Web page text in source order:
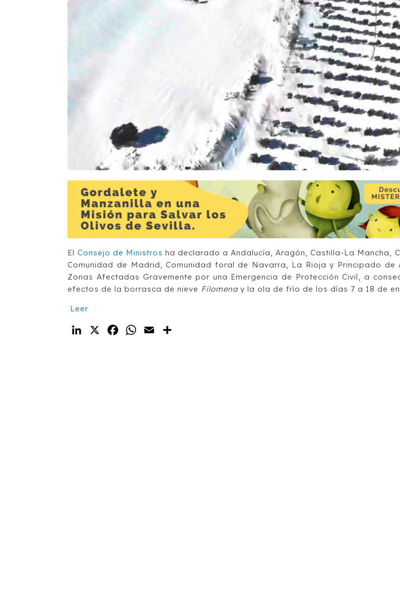
El Consejo de Ministros ha declarado a Andalucía, Aragón, Castilla-La Mancha,
Comunidad de Madrid, Comunidad foral de Navarra, La Rioja y Principado de
Zonas Afectadas Gravemente por una Emergencia de Protección Civil
, a
efectos de la borrasca de nieve Filomena y la ola de frío de los días 7 a 18 de
Leer
LinkedIn
X FacebookWhatsApp
Email